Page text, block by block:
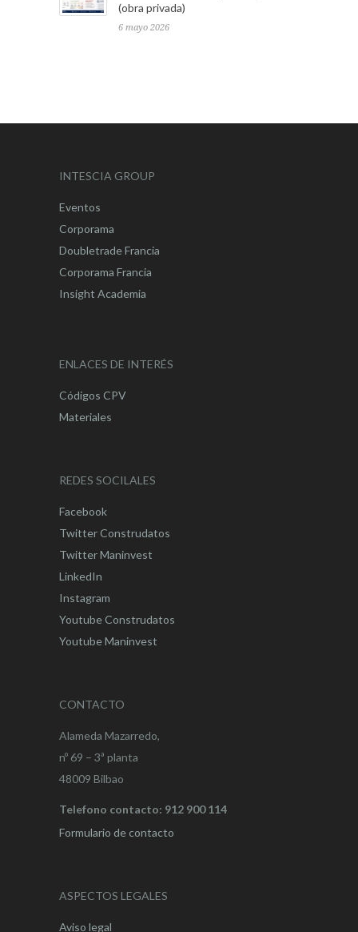
(obra privada)
6 mayo 2026
INTESCIA GROUP
Eventos
Corporama
Doubletrade Francia
Corporama Francia
Insight Academia
ENLACES DE INTERÉS
Códigos CPV
Materiales
REDES SOCILALES
Facebook
Twitter Construdatos
Twitter Maninvest
LinkedIn
Instagram
Youtube Construdatos
Youtube Maninvest
CONTACTO
Alameda Mazarredo,
nº 69 – 3ª planta
48009 Bilbao
Telefono contacto: 912 900 114
Formulario de contacto
ASPECTOS LEGALES
Aviso legal